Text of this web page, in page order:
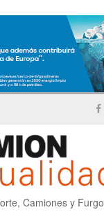
Camiones y